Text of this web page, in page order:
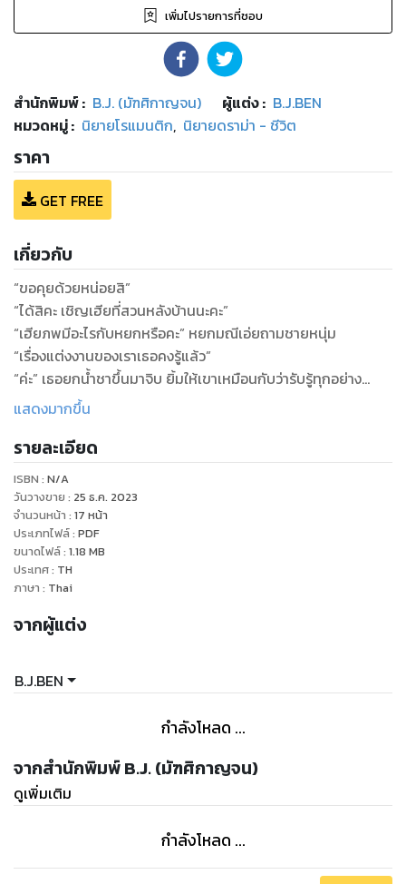
เพิ่มไปรายการที่ชอบ
สำนักพิมพ์: B.J. (มัฑศิกาญจน) ผู้แต่ง : B.J.BEN
หมวดหมู่: นิยายโรแมนติก, นิยายดราม่า - ชีวิต
ราคา
GET FREE
เกี่ยวกับ
“ขอคุยด้วยหน่อยสิ”
“ได้สิคะ เชิญเฮียที่สวนหลังบ้านนะคะ”
“เฮียภพมีอะไรกับหยกหรือคะ” หยกมณีเอ่ยถามชายหนุ่ม
“เรื่องแต่งงานของเราเธอคงรู้แล้ว”
“ค่ะ” เธอยกน้ำชาขึ้นมาจิบ ยิ้มให้เขาเหมือนกับว่ารับรู้ทุกอย่าง
“ถ้าเธอไม่อยากถูกคลุมถุงชนหรือไม่อยากแต่งเราก็ควรหาวิธี
“อืม...” เธอครางรับเหมือนเข้าใจ นั่นยิ่งทำให้ภพหน้าตึงยิ่งกว่าฉีด
โบท็อก เธอทำเหมือนกับว่าเธอเองก็ไม่อยากแต่งงานกับเขาเช่นกัน
“เธอก็คงไม่อยากแต่งงานกับเฮีย งั้นเราก็ใจตรงกัน” คนพูดยอก
แสลงในอก
“เฮียภพไม่อยากแต่งงานกับหยกเหรอคะ” หยกมณีเอ่ยถามย้ำ
พลางมองหน้าเขา
“แล้วเธอล่ะอยากแต่งงานกับเฮียหรือเปล่า”
“เธอไม่มีความคิดเห็นเป็นของตัวเองเลยหรือไง”
“ก็ดี งั้นต่อไปชีวิตของเธอก็เป็นของผัวงั้นใช่ไหม” ภพกระชากร่าง
ของหยกมณีมาหาก่อนจะกอดรัดเธอเอาไว้แนบแน่น
“เฮียจะทำอะไรคะ อื้อ...” ยังไม่ทันได้พูดอะไรต่อเขาก็บดจูบเธออย่าง
เธอเป็นลมไปแล้ว บิดามารดาของเธอก็ดันมาเห็นเข้าพอดี
ซวยแล้วไงจะมาบอกเลิกกลายเป็นโดนจับแต่งงานเร็วขึ้น!
แสดงมากขึ้น
รายละเอียด
ISBN : N/A
วันวางขาย : 25 ธ.ค. 2023
จำนวนหน้า : 17 หน้า
ประเภทไฟล์: PDF
ขนาดไฟล์: 1.18 MB
ประเทศ: TH
ภาษา : Thai
จากผู้แต่ง
B.J.BEN
กำลังโหลด ...
จากสำนักพิมพ์ B.J. (มัฑศิกาญจน)
ดูเพิ่มเติม
กำลังโหลด ...